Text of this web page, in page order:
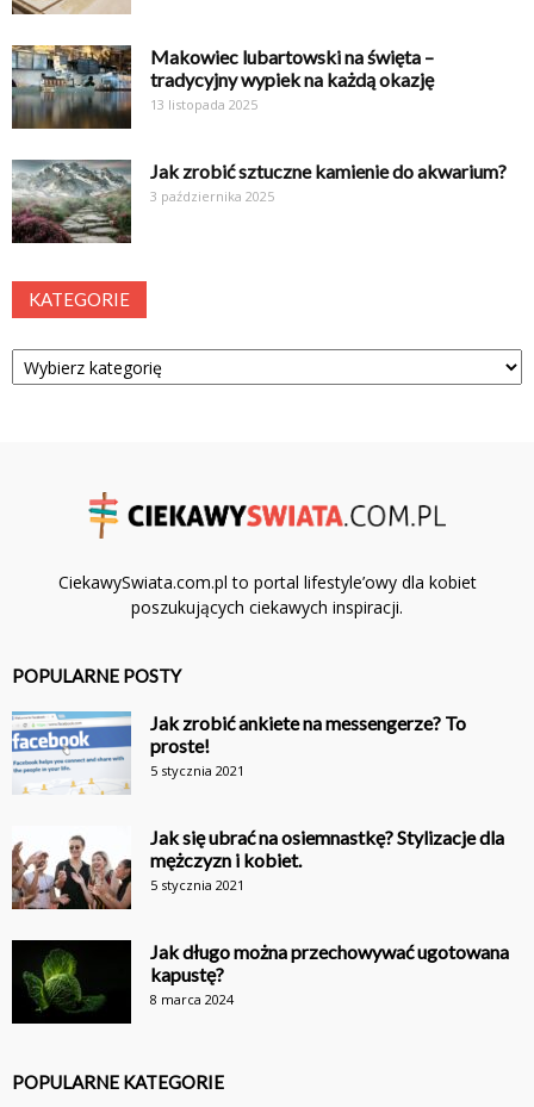
Makowiec lubartowski na święta –
tradycyjny wypiek na każdą okazję
13 listopada 2025
Jak zrobić sztuczne kamienie do akwarium?
3 października 2025
KATEGORIE
Kategorie
CiekawySwiata.com.pl to portal lifestyle’owy dla kobiet
poszukujących ciekawych inspiracji.
POPULARNE POSTY
Jak zrobić ankiete na messengerze? To
proste!
5 stycznia 2021
Jak się ubrać na osiemnastkę? Stylizacje dla
mężczyzn i kobiet.
5 stycznia 2021
Jak długo można przechowywać ugotowana
kapustę?
8 marca 2024
POPULARNE KATEGORIE